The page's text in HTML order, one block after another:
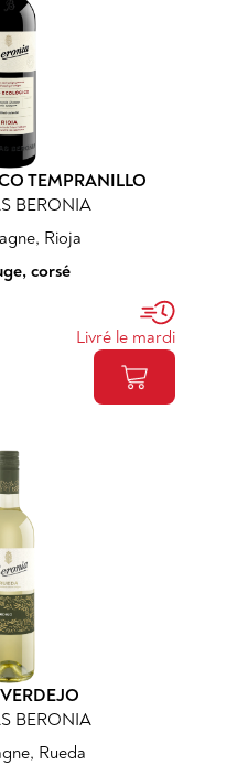
TEMPRANILLO
BERONIA
, Rioja
corsé
Livré le mardi
BERONIA
, Rueda